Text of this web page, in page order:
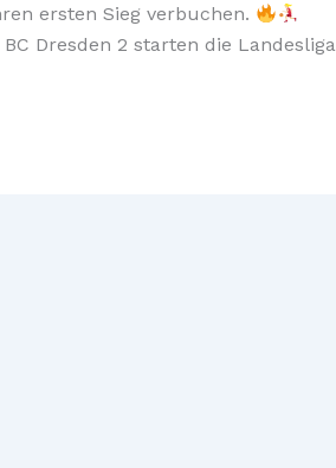
ersten Sieg verbuchen.
Dresden 2 starten die Landesliga